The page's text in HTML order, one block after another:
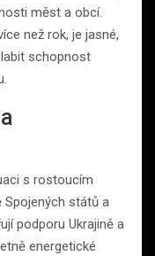
měst a obcí.
než rok, je jasné,
schopnost
s rostoucím
Spojených států a
podporu Ukrajině a
energetické